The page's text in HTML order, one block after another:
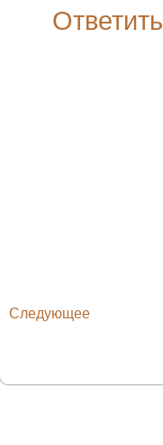
Ответить
Следующее